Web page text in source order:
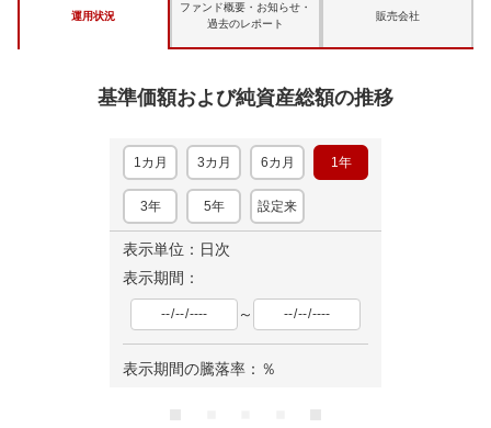
運用状況
ファンド概要・お知らせ・
過去のレポート
販売会社
基準価額および純資産総額の推移
1カ月 3カ月 6カ月 1年
3年 5年 設定来
表示単位：日次
表示期間：
～
表示期間の騰落率： ％